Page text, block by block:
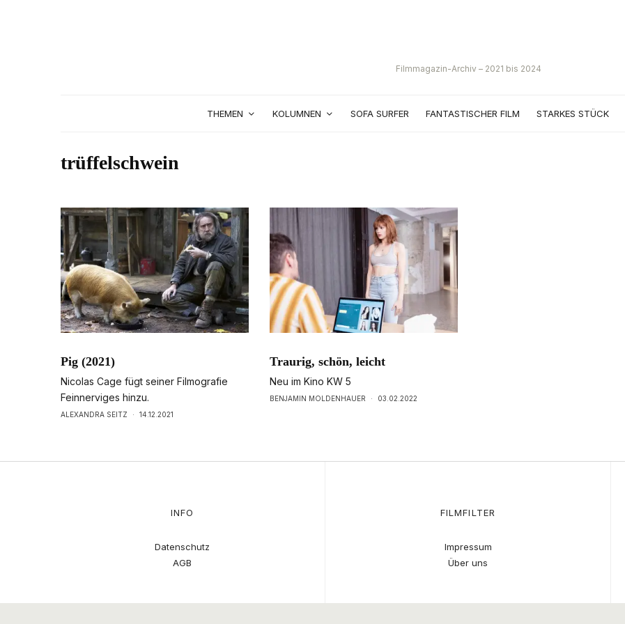
Filmmagazin-Archiv – 2021 bis 2024
THEMEN KOLUMNEN SOFA SURFER FANTASTISCHER FILM STARKES STÜCK
trüffelschwein
Pig (2021)
Nicolas Cage fügt seiner Filmografie
Feinnerviges hinzu.
ALEXANDRA SEITZ · 14.12.2021
Traurig, schön, leicht
Neu im Kino KW 5
BENJAMIN MOLDENHAUER · 03.02.2022
INFO
Datenschutz
AGB
FILMFILTER
Impressum
Über uns